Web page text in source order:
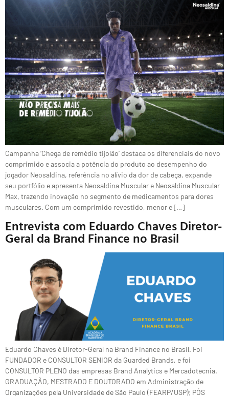
Campanha ‘Chega de remédio tijolão’ destaca os diferenciais do novo
comprimido e associa a potência do produto ao desempenho do
jogador Neosaldina, referência no alívio da dor de cabeça, expande
seu portfólio e apresenta Neosaldina Muscular e Neosaldina Muscular
Max, trazendo inovação no segmento de medicamentos para dores
musculares. Com um comprimido revestido, menor e […]
Entrevista com Eduardo Chaves Diretor-
Geral da Brand Finance no Brasil
Eduardo Chaves é Diretor-Geral na Brand Finance no Brasil. Foi
FUNDADOR e CONSULTOR SENIOR da Guarded Brands, e foi
CONSULTOR PLENO das empresas Brand Analytics e Mercadotecnia.
GRADUAÇÃO, MESTRADO E DOUTORADO em Administração de
Organizações pela Universidade de São Paulo (FEARP/USP); PÓS